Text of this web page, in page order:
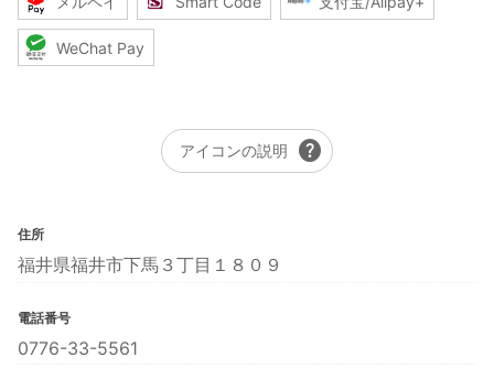
WeChat Pay
アイコンの説明 help
住所
福井県福井市下馬３丁目１８０９
電話番号
0776-33-5561